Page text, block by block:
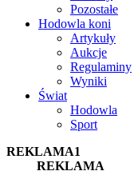
Pozostałe
Hodowla koni
Artykuły
Aukcje
Regulaminy
Wyniki
Świat
Hodowla
Sport
REKLAMA1
REKLAMA